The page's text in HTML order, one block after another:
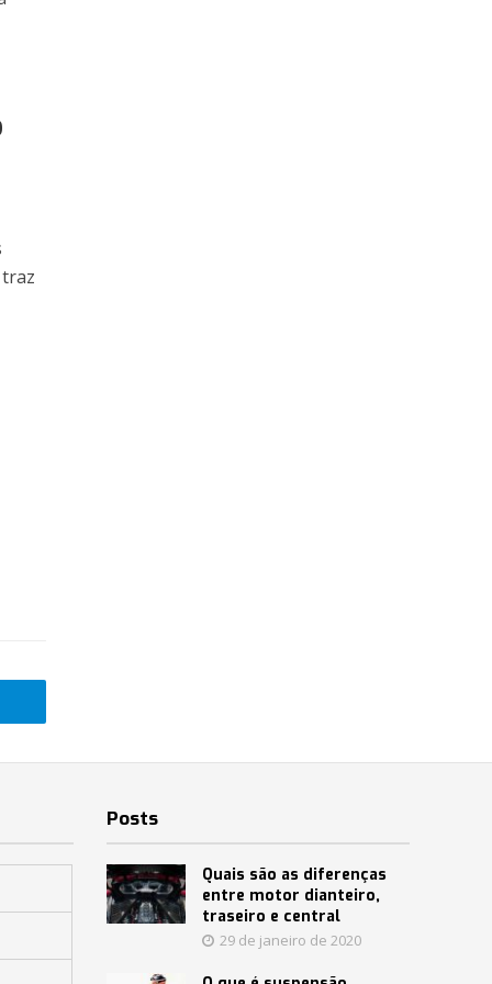
Posts
Quais são as diferenças
entre motor dianteiro,
traseiro e central
29 de janeiro de 2020